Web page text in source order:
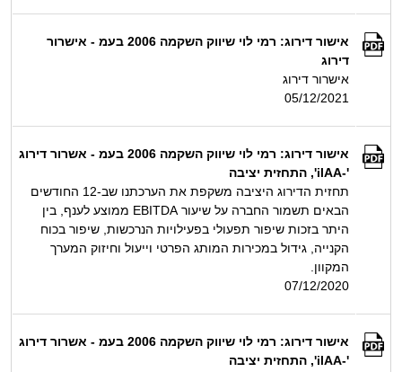
אישור דירוג: רמי לוי שיווק השקמה 2006 בעמ - אישרור
דירוג
אישרור דירוג
05/12/2021
אישור דירוג: רמי לוי שיווק השקמה 2006 בעמ - אשרור דירוג
'-ilAA', התחזית יציבה
תחזית הדירוג היציבה משקפת את הערכתנו שב-12 החודשים
הבאים תשמור החברה על שיעור EBITDA ממוצע לענף, בין
היתר בזכות שיפור תפעולי בפעילויות הנרכשות, שיפור בכוח
הקנייה, גידול במכירות המותג הפרטי וייעול וחיזוק המערך
המקוון.
07/12/2020
אישור דירוג: רמי לוי שיווק השקמה 2006 בעמ - אשרור דירוג
'-ilAA', התחזית יציבה